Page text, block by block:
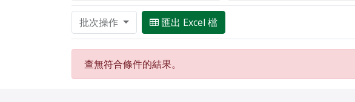
批次操作 匯出 Excel 檔
查無符合條件的結果。